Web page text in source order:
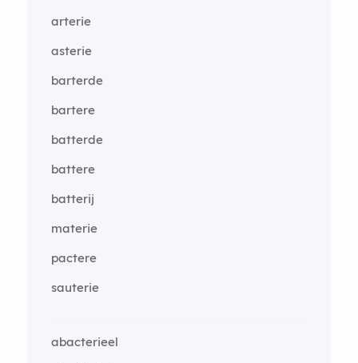
arterie
asterie
barterde
bartere
batterde
battere
batterij
materie
pactere
sauterie
abacterieel